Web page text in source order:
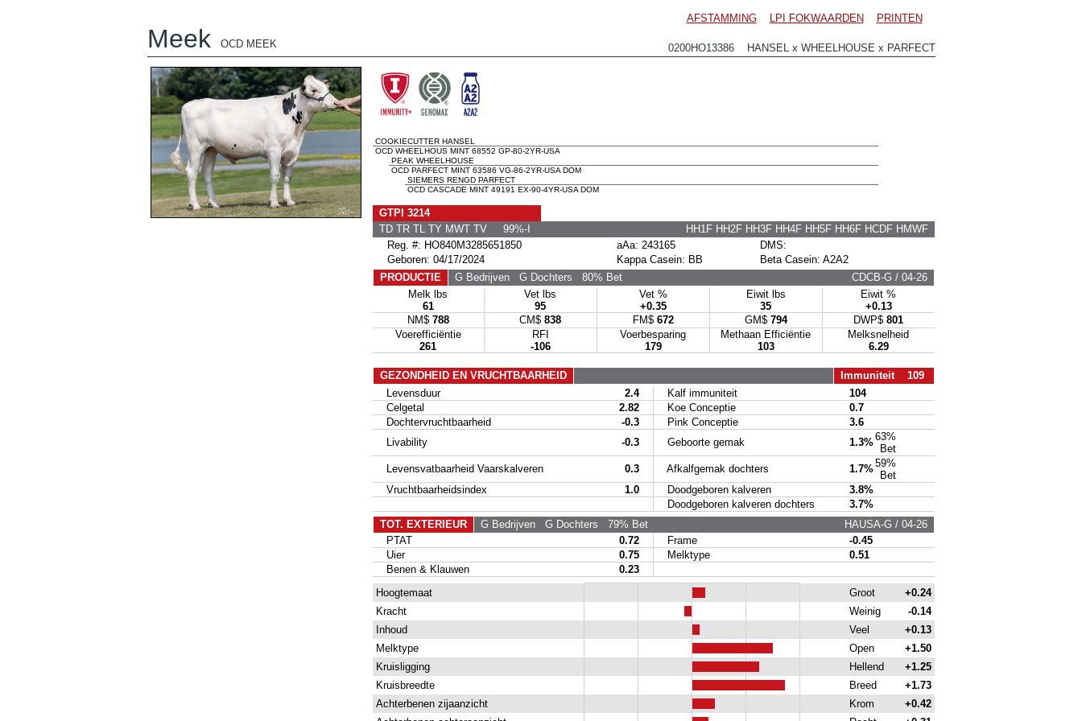
AFSTAMMING LPI FOKWAARDEN PRINTEN
Meek OCD MEEK 0200HO13386 HANSEL x WHEELHOUSE x PARFECT
COOKIECUTTER HANSEL
OCD WHEELHOUS MINT 68552 GP-80-2YR-USA
PEAK WHEELHOUSE
OCD PARFECT MINT 63586 VG-86-2YR-USA DOM
SIEMERS RENGD PARFECT
OCD CASCADE MINT 49191 EX-90-4YR-USA DOM
GTPI 3214
TD TR TL TY MWT TV 99%-I
HH1F HH2F HH3F HH4F HH5F HH6F HCDF HMWF
Reg. #: HO840M3285651850
aAa: 243165
DMS:
Geboren: 04/17/2024
Kappa Casein: BB
Beta Casein: A2A2
PRODUCTIE
G BedrijvenG Dochters 80% Bet
CDCB-G / 04-26
Melk lbs
61
Vet lbs
95
Vet %
+0.35
Eiwit lbs
35
Eiwit %
+0.13
NM$ 788 CM$ 838 FM$ 672 GM$ 794 DWP$ 801
Voerefficiëntie
261
RFI
-106
Voerbesparing
179
Methaan Efficiëntie
103
Melksnelheid
6.29
GEZONDHEID EN VRUCHTBAARHEID
Immuniteit 109
Levensduur
2.4 Kalf immuniteit
104
Celgetal
2.82 Koe Conceptie
0.7
Dochtervruchtbaarheid
-0.3 Pink Conceptie
3.6
Livability
-0.3 Geboorte gemak 1.3%63%
Bet
Levensvatbaarheid Vaarskalveren
0.3 Afkalfgemak dochters 1.7%59%
Bet
Vruchtbaarheidsindex
1.0 Doodgeboren kalveren
3.8%
Doodgeboren kalveren dochters
3.7%
TOT. EXTERIEUR
G BedrijvenG Dochters 79% Bet
HAUSA-G / 04-26
PTAT
0.72 Frame
-0.45
Uier
0.75 Melktype
0.51
Benen & Klauwen
0.23
Hoogtemaat
Groot
+0.24
Kracht
Weinig
-0.14
Inhoud
Veel
+0.13
Melktype
Open
+1.50
Kruisligging
Hellend
+1.25
Kruisbreedte
Breed
+1.73
Achterbenen zijaanzicht
Krom
+0.42